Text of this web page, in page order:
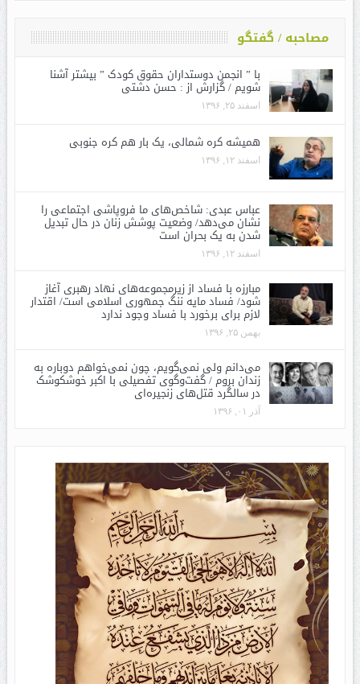
مصاحبه / گفتگو
با ” انجمن دوستداران حقوق کودک ” بیشتر آشنا
شویم / گزارش از : حسن دشتی
اسفند ۲۵, ۱۳۹۶
همیشه کره شمالی، یک بار هم کره جنوبی
اسفند ۱۲, ۱۳۹۶
عباس عبدی: شاخص‌های ما فروپاشی اجتماعی را
نشان می‌دهد/ وضعیت پوشش زنان در حال تبدیل
شدن به یک بحران است
اسفند ۱۲, ۱۳۹۶
مبارزه با فساد از زیرمجموعه‌های نهاد رهبری آغاز
شود/ فساد مایه ننگ جمهوری اسلامی است/ اقتدار
لازم برای برخورد با فساد وجود ندارد
بهمن ۲۵, ۱۳۹۶
می‌دانم ولی نمی‌گویم، چون نمی‌خواهم دوباره به
زندان بروم / گفت‌وگوی تفصیلی با اکبر خوشکوشک
در سالگرد قتل‌های زنجیره‌ای
آذر ۰۱, ۱۳۹۶